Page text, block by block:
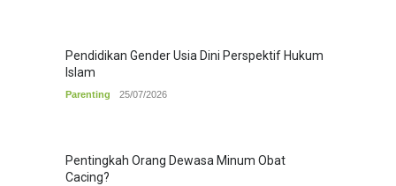
Pendidikan Gender Usia Dini Perspektif Hukum
Islam
Parenting 25/07/2026
Pentingkah Orang Dewasa Minum Obat
Cacing?